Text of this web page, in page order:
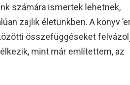
számára ismertek lehetnek,
zajlik életünkben. A könyv
összefüggéseket
mint már említettem, az